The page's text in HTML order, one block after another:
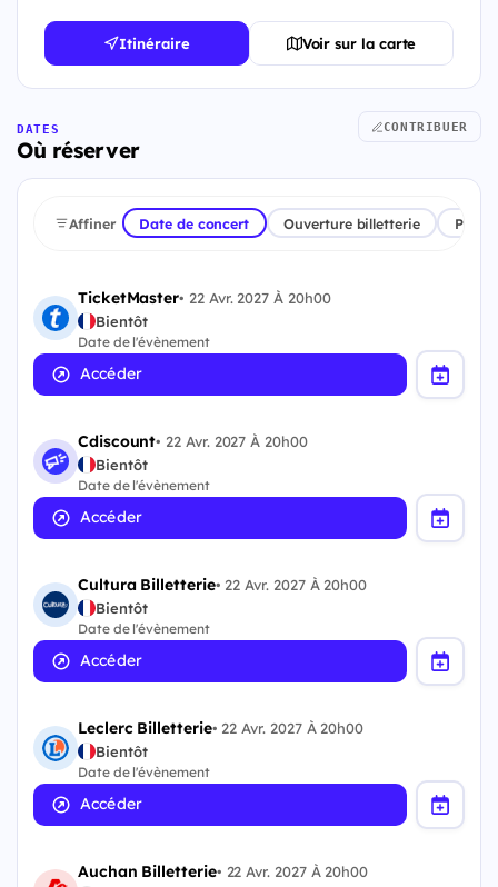
Itinéraire Voir sur la carte
DATES
Où réserver
CONTRIBUER
Affiner Date de concert Ouverture billetterie
TicketMaster• 22 Avr. 2027 À 20h00
Bientôt
Date de l'évènement
Accéder
Cdiscount• 22 Avr. 2027 À 20h00
Bientôt
Date de l'évènement
Accéder
Cultura Billetterie• 22 Avr. 2027 À 20h00
Bientôt
Date de l'évènement
Accéder
Leclerc Billetterie• 22 Avr. 2027 À 20h00
Bientôt
Date de l'évènement
Accéder
Auchan Billetterie• 22 Avr. 2027 À 20h00